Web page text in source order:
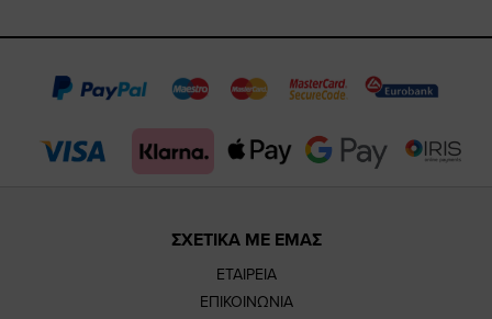
https://
page
https://
page
https://
page
our
TikTok
page
ΣΧΕΤΙΚΑ ΜΕ ΕΜΑΣ
ΕΤΑΙΡΕΙΑ
ΕΠΙΚΟΙΝΩΝΙΑ